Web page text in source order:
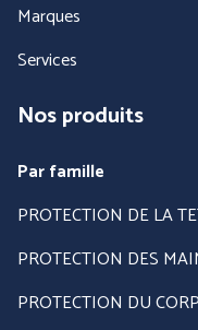
Marques
Services
Nos produits
Par famille
PROTECTION DE LA
PROTECTION DES
PROTECTION DU